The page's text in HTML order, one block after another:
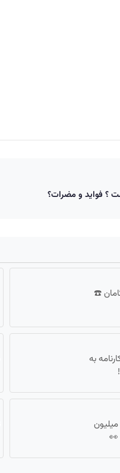
؟ فواید و مضرات؟
☎️
به
بلفاروپلاستی پلک پایین با ۱۰ میلیون